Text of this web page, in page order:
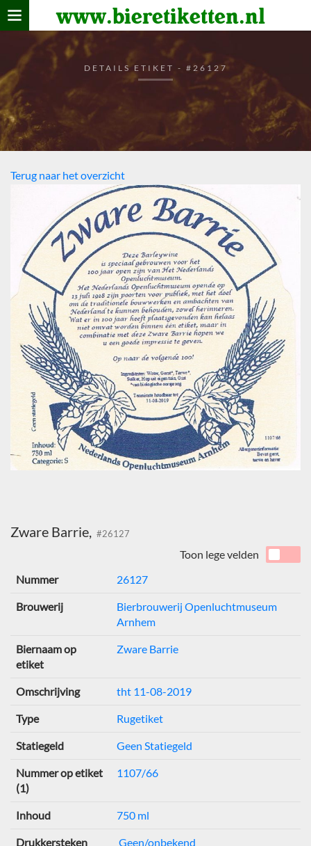
www.bieretiketten.nl
Home
verzamelen
De bierkaart
Bezoekers
DETAILS ETIKET - #26127
Terug naar het overzicht
Zware Barrie, #26127
Toon lege velden
Nummer
26127
Brouwerij
Bierbrouwerij Openluchtmuseum
Arnhem
Biernaam op
etiket
Zware Barrie
Omschrijving tht 11-08-2019
Type Rugetiket
Statiegeld Geen Statiegeld
Nummer op etiket
(1)
1107/66
Inhoud 750 ml
Drukkersteken Geen/onbekend